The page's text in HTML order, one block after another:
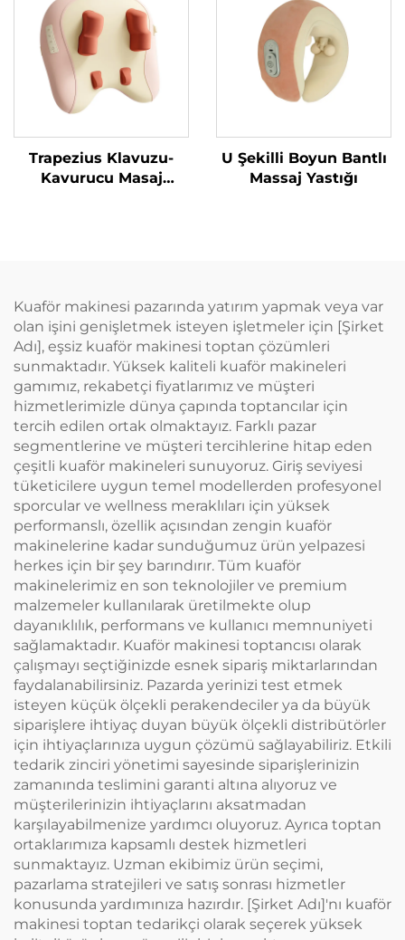
Trapezius Klavuzu-
Kavurucu Masaj
U Şekilli Boyun Bantlı
Massaj Yastığı
Kuaför makinesi pazarında yatırım yapmak veya var
olan işini genişletmek isteyen işletmeler için [Şirket
Adı], eşsiz kuaför makinesi toptan çözümleri
sunmaktadır. Yüksek kaliteli kuaför makineleri
gamımız, rekabetçi fiyatlarımız ve müşteri
hizmetlerimizle dünya çapında toptancılar için
tercih edilen ortak olmaktayız. Farklı pazar
segmentlerine ve müşteri tercihlerine hitap eden
çeşitli kuaför makineleri sunuyoruz. Giriş seviyesi
tüketicilere uygun temel modellerden profesyonel
sporcular ve wellness meraklıları için yüksek
performanslı, özellik açısından zengin kuaför
makinelerine kadar sunduğumuz ürün yelpazesi
herkes için bir şey barındırır. Tüm kuaför
makinelerimiz en son teknolojiler ve premium
malzemeler kullanılarak üretilmekte olup
dayanıklılık, performans ve kullanıcı memnuniyeti
sağlamaktadır. Kuaför makinesi toptancısı olarak
çalışmayı seçtiğinizde esnek sipariş miktarlarından
faydalanabilirsiniz. Pazarda yerinizi test etmek
isteyen küçük ölçekli perakendeciler ya da büyük
siparişlere ihtiyaç duyan büyük ölçekli distribütörler
için ihtiyaçlarınıza uygun çözümü sağlayabiliriz. Etkili
tedarik zinciri yönetimi sayesinde siparişlerinizin
zamanında teslimini garanti altına alıyoruz ve
müşterilerinizin ihtiyaçlarını aksatmadan
karşılayabilmenize yardımcı oluyoruz. Ayrıca toptan
ortaklarımıza kapsamlı destek hizmetleri
sunmaktayız. Uzman ekibimiz ürün seçimi,
pazarlama stratejileri ve satış sonrası hizmetler
konusunda yardımınıza hazırdır. [Şirket Adı]'nı kuaför
makinesi toptan tedarikçi olarak seçerek yüksek